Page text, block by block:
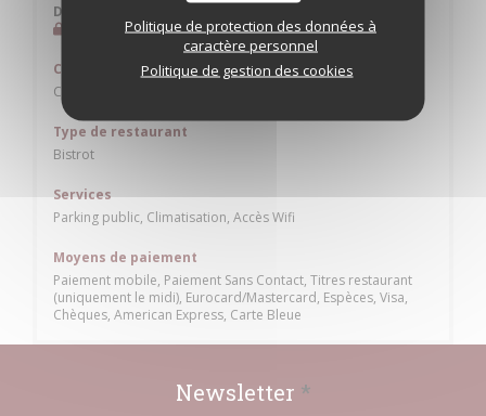
Politique de protection des données à
caractère personnel
Politique de gestion des cookies
Dimanche
Cuisine
Cuisine Traditionnelle
Type de restaurant
Bistrot
Services
Parking public, Climatisation, Accès Wifi
Moyens de paiement
Paiement mobile, Paiement Sans Contact, Titres restaurant
(uniquement le midi), Eurocard/Mastercard, Espèces, Visa,
Chèques, American Express, Carte Bleue
Newsletter *